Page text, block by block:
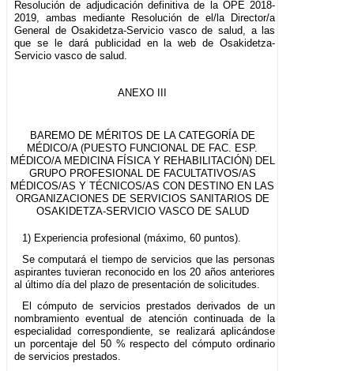
Resolución de adjudicación definitiva de la OPE 2018-
2019, ambas mediante Resolución de el/la Director/a
General de Osakidetza-Servicio vasco de salud, a las
que se le dará publicidad en la web de Osakidetza-
Servicio vasco de salud.
ANEXO III
BAREMO DE MÉRITOS DE LA CATEGORÍA DE
MÉDICO/A (PUESTO FUNCIONAL DE FAC. ESP.
MÉDICO/A MEDICINA FÍSICA Y REHABILITACIÓN) DEL
GRUPO PROFESIONAL DE FACULTATIVOS/AS
MÉDICOS/AS Y TÉCNICOS/AS CON DESTINO EN LAS
ORGANIZACIONES DE SERVICIOS SANITARIOS DE
OSAKIDETZA-SERVICIO VASCO DE SALUD
1) Experiencia profesional (máximo, 60 puntos).
Se computará el tiempo de servicios que las personas
aspirantes tuvieran reconocido en los 20 años anteriores
al último día del plazo de presentación de solicitudes.
El cómputo de servicios prestados derivados de un
nombramiento eventual de atención continuada de la
especialidad correspondiente, se realizará aplicándose
un porcentaje del 50 % respecto del cómputo ordinario
de servicios prestados.